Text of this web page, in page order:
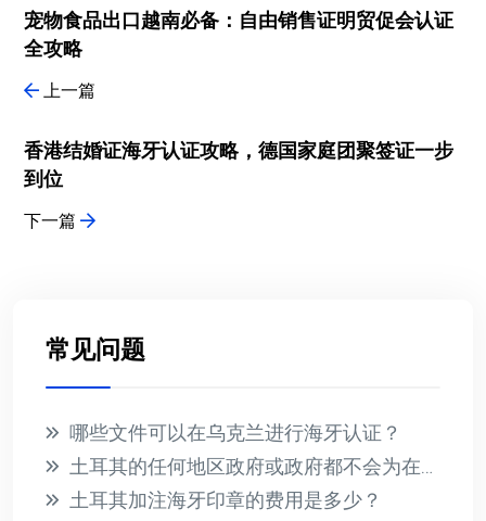
宠物食品出口越南必备：自由销售证明贸促会认证
全攻略
上一篇
香港结婚证海牙认证攻略，德国家庭团聚签证一步
到位
下一篇
常见问题
哪些文件可以在乌克兰进行海牙认证？
土耳其的任何地区政府或政府都不会为在国外收到的文件提供海牙认证
土耳其加注海牙印章的费用是多少？